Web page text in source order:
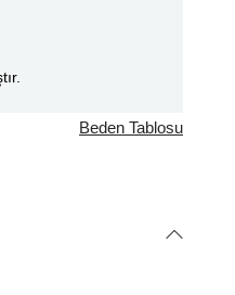
Beden Tablosu